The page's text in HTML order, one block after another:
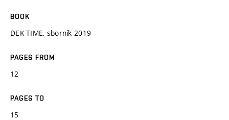
BOOK
DEK TIME, sborník 2019
PAGES FROM
12
PAGES TO
15